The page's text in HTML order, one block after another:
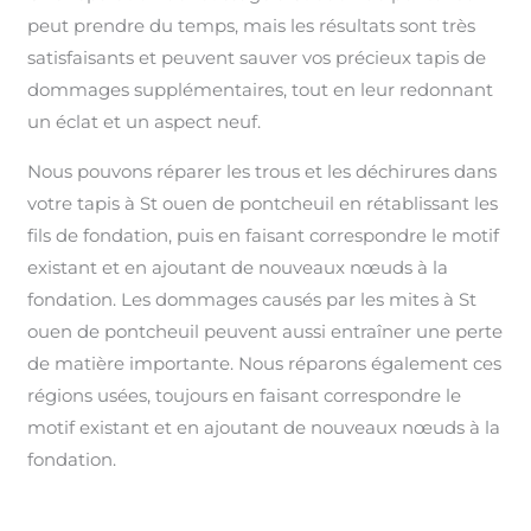
peut prendre du temps, mais les résultats sont très
satisfaisants et peuvent sauver vos précieux tapis de
dommages supplémentaires, tout en leur redonnant
un éclat et un aspect neuf.
Nous pouvons réparer les trous et les déchirures dans
votre tapis à St ouen de pontcheuil en rétablissant les
fils de fondation, puis en faisant correspondre le motif
existant et en ajoutant de nouveaux nœuds à la
fondation. Les dommages causés par les mites à St
ouen de pontcheuil peuvent aussi entraîner une perte
de matière importante. Nous réparons également ces
régions usées, toujours en faisant correspondre le
motif existant et en ajoutant de nouveaux nœuds à la
fondation.